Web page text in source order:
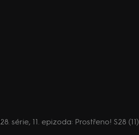
28. série, 11. epizoda: Prostřeno! S28 (11)